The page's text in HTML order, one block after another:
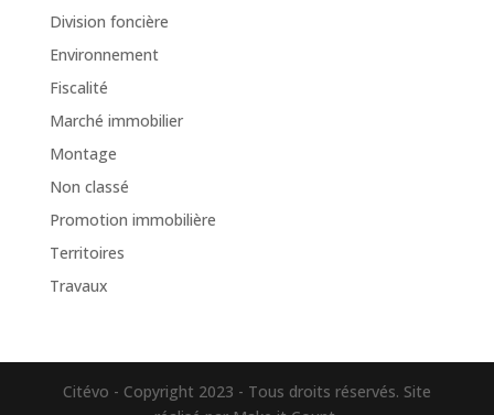
Division foncière
Environnement
Fiscalité
Marché immobilier
Montage
Non classé
Promotion immobilière
Territoires
Travaux
Citévo - Copyright 2023 - Tous droits réservés. Site